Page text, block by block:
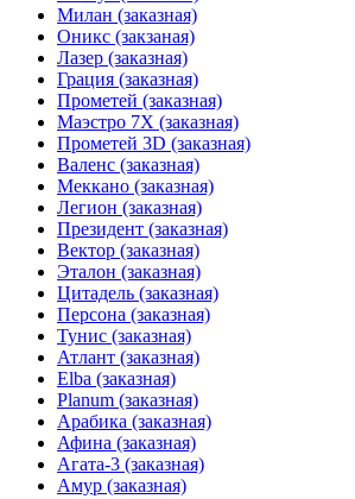
Милан (заказная)
Оникс (закзаная)
Лазер (заказная)
Грация (заказная)
Прометей (заказная)
Маэстро 7Х (заказная)
Прометей 3D (заказная)
Валенс (заказная)
Меккано (заказная)
Легион (заказная)
Президент (заказная)
Вектор (заказная)
Эталон (заказная)
Цитадель (заказная)
Персона (заказная)
Тунис (заказная)
Атлант (заказная)
Elba (заказная)
Planum (заказная)
Арабика (заказная)
Афина (заказная)
Агата-3 (заказная)
Амур (заказная)